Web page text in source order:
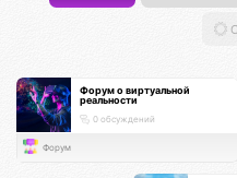
Форум о виртуальной
реальности
0 обсуждений
Форум